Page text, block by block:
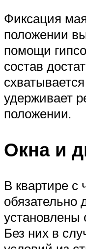
Фиксация
положении
помощи
состав
удерживает
положении.
Окна и
В квартире с
установлены
Без них в